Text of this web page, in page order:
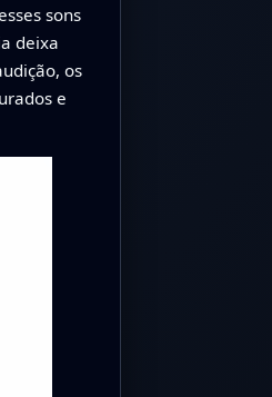
sons
deixa
os
e